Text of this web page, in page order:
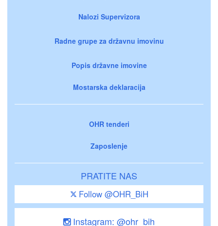
Nalozi Supervizora
Radne grupe za državnu imovinu
Popis državne imovine
Mostarska deklaracija
OHR tenderi
Zaposlenje
PRATITE NAS
Follow @OHR_BiH
Instagram: @ohr_bih